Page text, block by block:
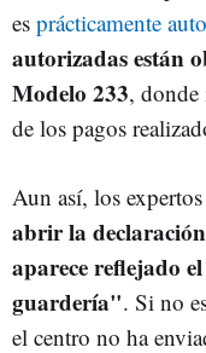
es prácticamente
autorizadas están
Modelo 233,
de los pagos
Aun así, los
abrir la
aparece reflejado
guardería". Si no
el centro no ha